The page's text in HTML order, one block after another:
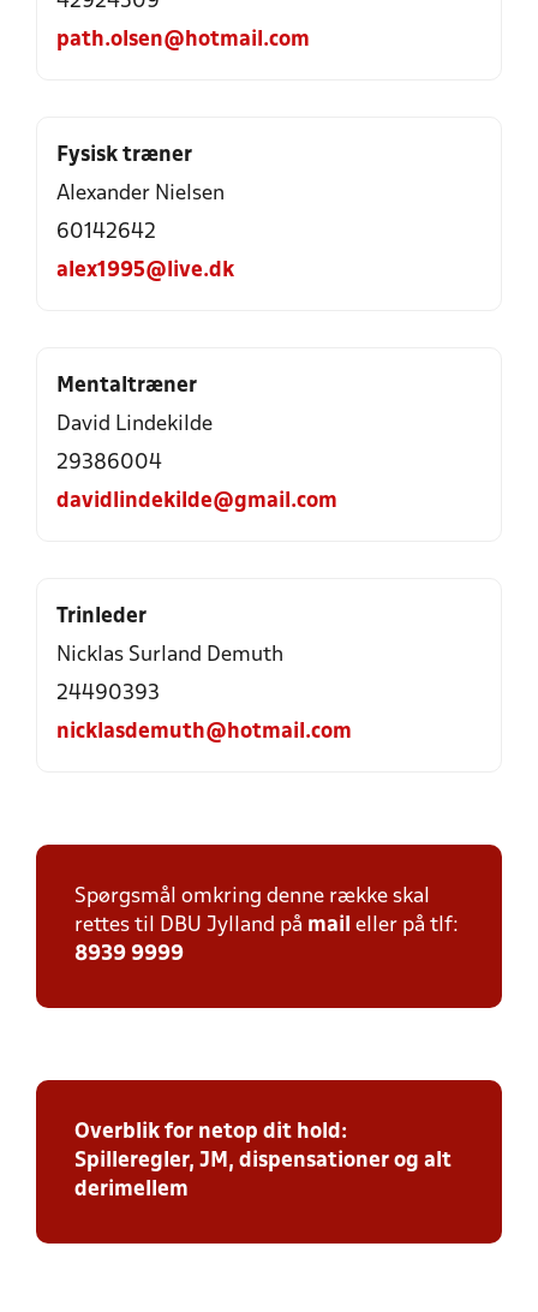
path.olsen@hotmail.com
Fysisk træner
Alexander Nielsen
60142642
alex1995@live.dk
Mentaltræner
David Lindekilde
29386004
davidlindekilde@gmail.com
Trinleder
Nicklas Surland Demuth
24490393
nicklasdemuth@hotmail.com
Spørgsmål omkring denne række skal
rettes til DBU Jylland på mail eller på tlf:
8939 9999
Overblik for netop dit hold:
Spilleregler, JM, dispensationer og alt
derimellem